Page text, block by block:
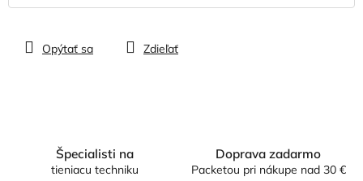
Opýtať sa Zdieľať
Špecialisti na
tieniacu techniku
Doprava zadarmo
Packetou pri nákupe nad 30 €